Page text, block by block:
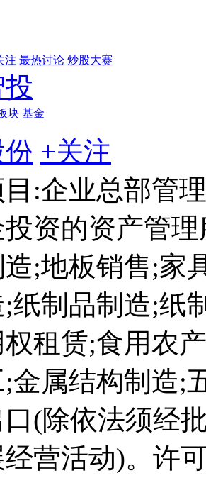
注 最热讨论 炒股大赛
块 基金
+关注
:企业总部管
资的资产管
;地板销售;家
纸制品制造;纸
租赁;食用农
金属结构制造;
(除依法须经
经营活动)。许